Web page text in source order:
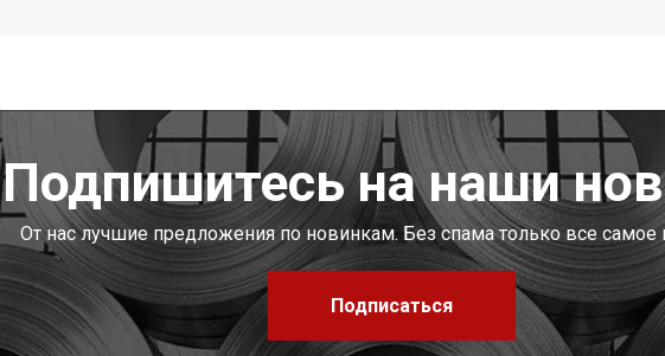
Подпишитесь на наши
От нас лучшие предложения по новинкам. Без спама только все самое
Подписаться